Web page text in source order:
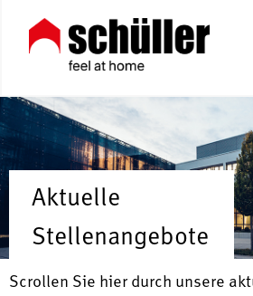
Aktuelle
Stellenangebote
Scrollen Sie hier durch unsere